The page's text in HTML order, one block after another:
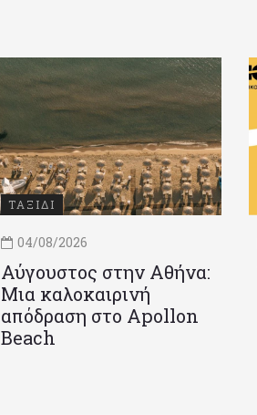
ΤΑΞΙΔΙ
04/08/2026
Αύγουστος στην Αθήνα:
Μια καλοκαιρινή
απόδραση στο Apollon
Beach